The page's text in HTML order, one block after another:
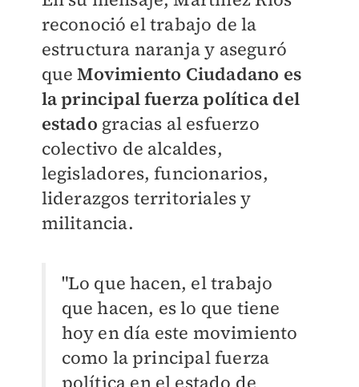
reconoció el trabajo de la
estructura naranja y aseguró
queMovimiento Ciudadano es
la principal fuerza política del
estado gracias al esfuerzo
colectivo de alcaldes,
legisladores, funcionarios,
liderazgos territoriales y
militancia.
"Lo que hacen, el trabajo
que hacen, es lo que tiene
hoy en día este movimiento
como la principal fuerza